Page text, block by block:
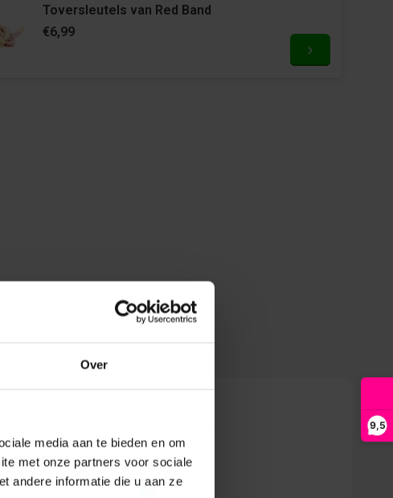
Over
media aan te bieden en om
met onze partners voor sociale
andere informatie die u aan ze
9,5
Toversleutels van Red Band
€6,99